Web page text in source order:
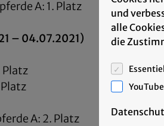
A: 1. Platz
– 04.07.2021)
3. Platz
A: 2. Platz
und
alle
die